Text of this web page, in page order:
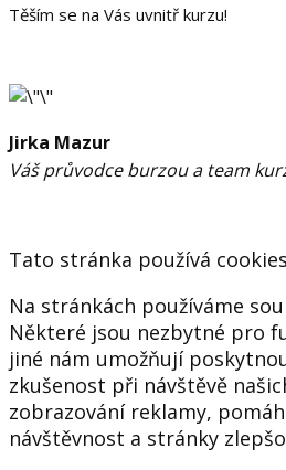
Těším se na Vás uvnitř kurzu!
Jirka Mazur
Váš průvodce burzou a team
Tato stránka používá cookies
Na stránkách používáme
Některé jsou nezbytné pro
jiné nám umožňují
zkušenost při návštěvě
zobrazování reklamy,
návštěvnost a stránky